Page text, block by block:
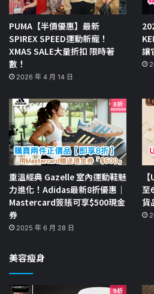
PUMA【半價優惠】最新
SPIREX SPEED運動新寵！
XMAS SALE大量折扣 限時著
數！
2026 年 4 月 14 日
讓
重溫經典 Gazelle 室內運動鞋魅
力進化！Adidas最新8折優惠｜
Mastercard簽賬可享$500現金
券
2025 年 6 月 28 日
至
貨
美容瘦身